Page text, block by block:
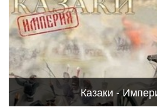
Казаки -